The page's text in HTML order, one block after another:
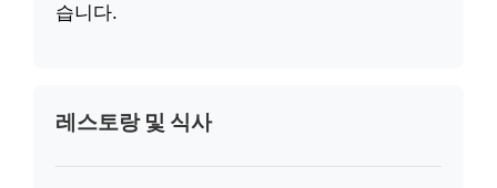
습니다.
레스토랑 및 식사